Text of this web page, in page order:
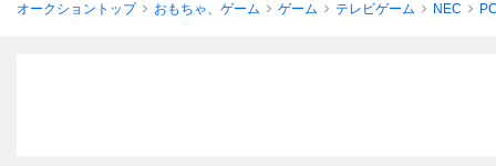
オークショントップ おもちゃ、ゲーム ゲーム テレビゲーム NEC